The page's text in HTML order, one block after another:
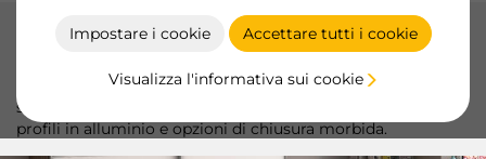
Impostare i cookie Accettare tutti i cookie
Visualizza l'informativa sui cookie
Space +
Il sistema Space di Emuca offre uno scorrimento fluido e
silenzioso, ideale per porte scorrevoli fino a 50 kg, con
profili in alluminio e opzioni di chiusura morbida.